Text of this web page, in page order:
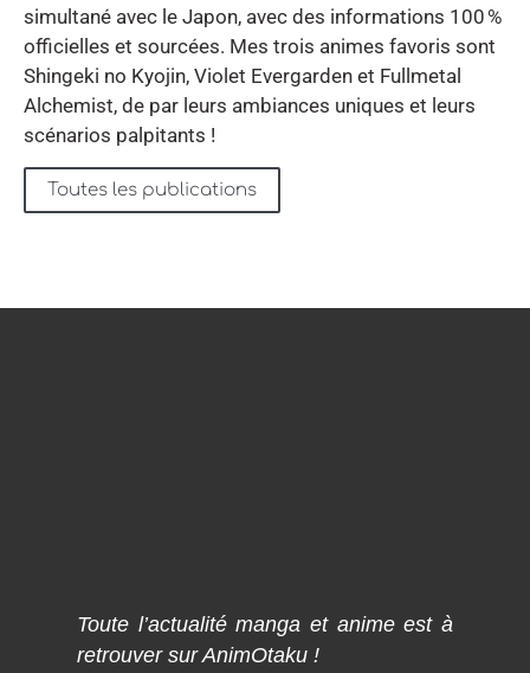
simultané avec le Japon, avec des informations 100 %
officielles et sourcées. Mes trois animes favoris sont
Shingeki no Kyojin, Violet Evergarden et Fullmetal
Alchemist, de par leurs ambiances uniques et leurs
scénarios palpitants !
Toutes les publications
Toute l’actualité manga et anime est à
retrouver sur AnimOtaku !